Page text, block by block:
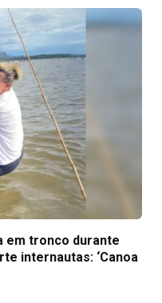
em tronco durante
internautas: ‘Canoa